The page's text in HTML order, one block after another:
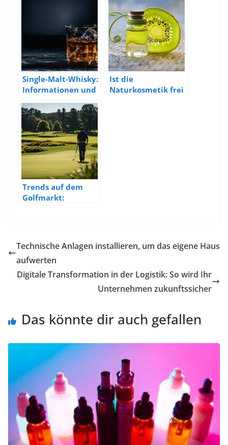
Single-Malt-Whisky:
Informationen und
Charakteristika
Ist die
Naturkosmetik frei
Trends auf dem
Golfmarkt:
Technische Anlagen installieren, um das eigene Haus
aufwerten
Digitale Transformation in der Logistik: So wird Ihr
Unternehmen zukunftssicher
Das könnte dir auch gefallen